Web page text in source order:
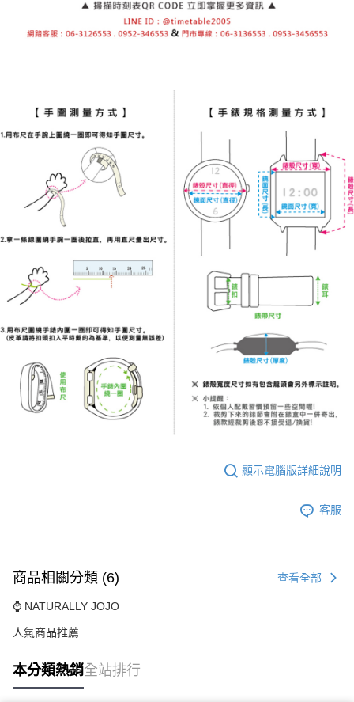
顯示電腦版詳細說明
客服
商品相關分類 (6) 查看全部
⌚ NATURALLY JOJO
人氣商品推薦
本分類熱銷全站排行